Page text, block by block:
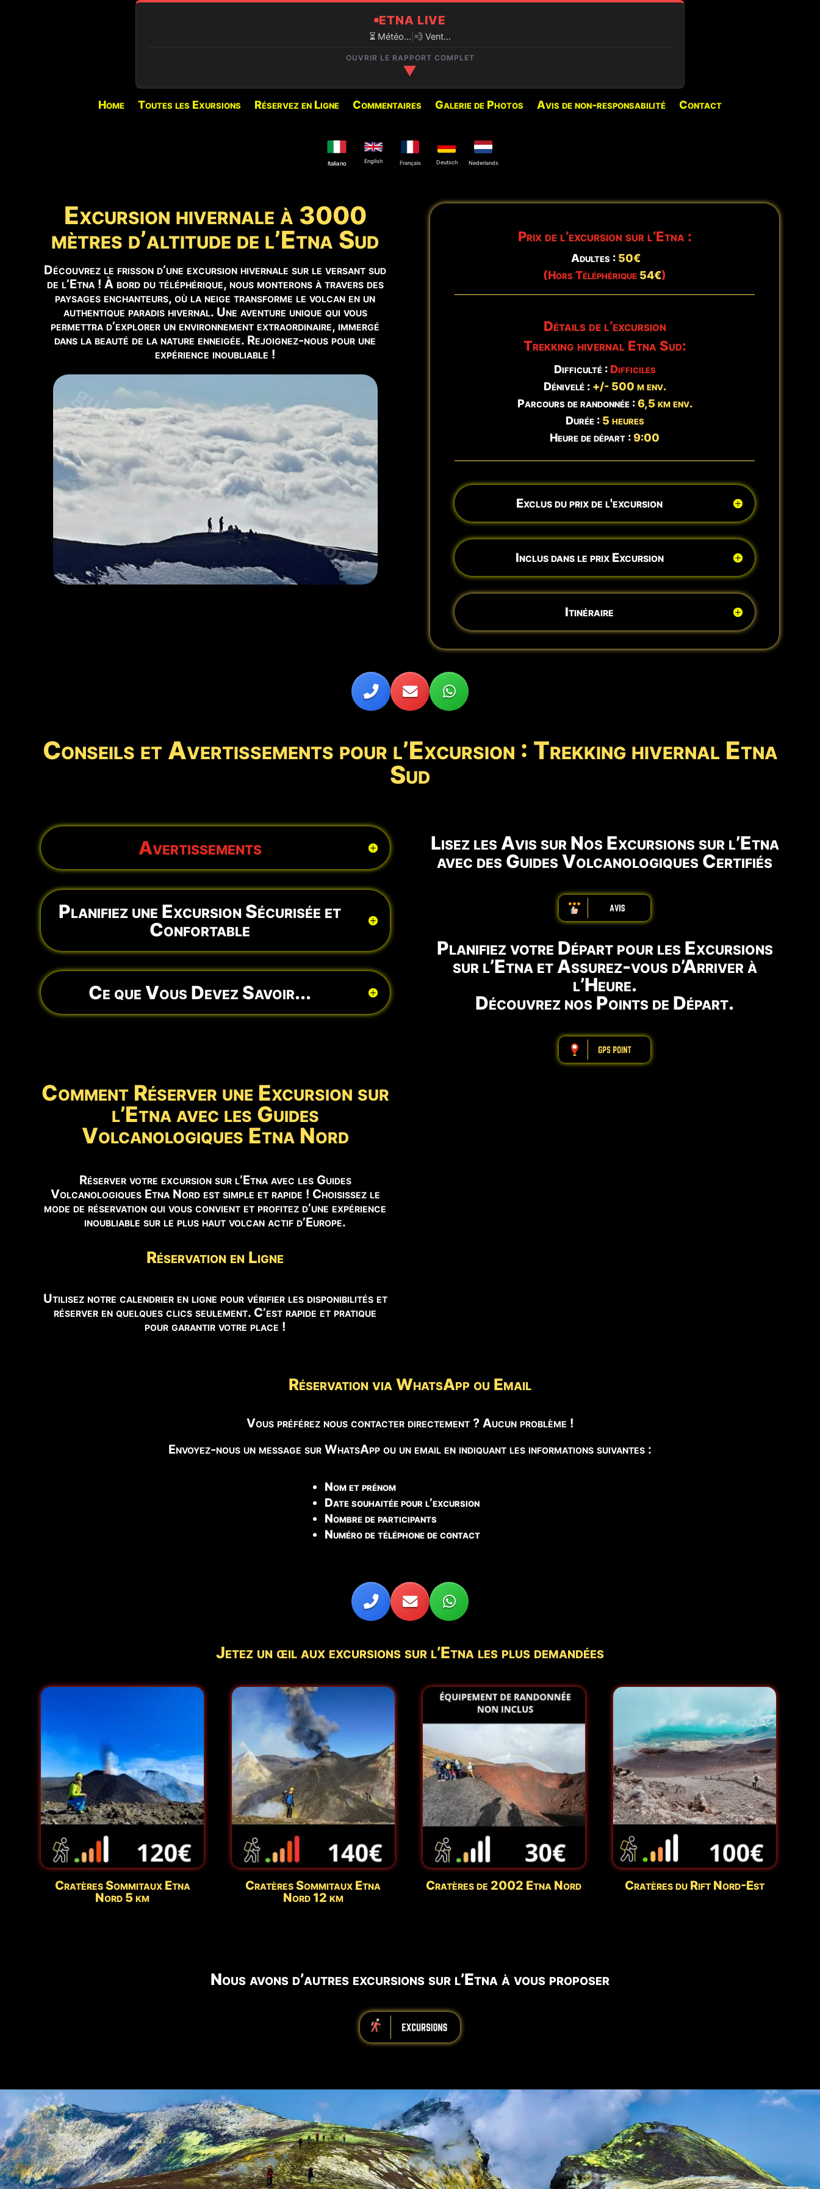
ETNA LIVE
⏳ Météo... 💨 Vent...
OUVRIR LE RAPPORT COMPLET
▼
🔍 CONDITIONS EN TEMPS RÉEL
⚠️ ACCÈS AU SOMMET
📹 VUE EN DIRECT
Voir Webcam Live →
✅ EXCURSIONS RECOMMANDÉES POUR CETTE PÉRIODE
pour cette période :
🕒 Mis à jour : 6 août - 12:28
Home Toutes les Exursions Réservez en Ligne Commentaires Galerie de Photos Avis de non-responsabilité Contact
Italiano English Français Deutsch Nederlands
Excursion hivernale à 3000
mètres d’altitude de l’Etna Sud
Découvrez le frisson d’une excursion hivernale sur le versant sud
de l’Etna ! À bord du téléphérique, nous monterons à travers des
paysages enchanteurs, où la neige transforme le volcan en un
authentique paradis hivernal. Une aventure unique qui vous
permettra d’explorer un environnement extraordinaire, immergé
dans la beauté de la nature enneigée. Rejoignez-nous pour une
expérience inoubliable !
Prix de l’excursion sur l’Etna :
Adultes : 50€
(Hors Téléphérique 54€)
Détails de l’excursion
Trekking hivernal Etna Sud:
Difficulté : Difficiles
Dénivelé : +/- 500 m env.
Parcours de randonnée :6,5 km env.
Durée : 5 heures
Heure de départ :9:00
Exclus du prix de l'excursion
Inclus dans le prix Excursion
Itinéraire
Conseils et Avertissements pour l’Excursion : Trekking hivernal Etna
Sud
Avertissements
Planifiez une Excursion Sécurisée et
Confortable
Ce que Vous Devez Savoir...
Lisez les Avis sur Nos Excursions sur l’Etna
avec des Guides Volcanologiques Certifiés
ABBBBBBBBBB
Planifiez votre Départ pour les Excursions
sur l’Etna et Assurez-vous d’Arriver à
l’Heure.
Découvrez nos Points de Départ.
ABBBBBBBBBB
Comment Réserver une Excursion sur
l’Etna avec les Guides
Volcanologiques Etna Nord
Réserver votre excursion sur l’Etna avec les Guides
Volcanologiques Etna Nord est simple et rapide ! Choisissez le
mode de réservation qui vous convient et profitez d’une expérience
inoubliable sur le plus haut volcan actif d’Europe.
Réservation en Ligne
Utilisez notre calendrier en ligne pour vérifier les disponibilités et
réserver en quelques clics seulement. C’est rapide et pratique
pour garantir votre place !
Réservation via WhatsApp ou Email
Vous préférez nous contacter directement ? Aucun problème !
Envoyez-nous un message sur WhatsApp ou un email en indiquant les informations suivantes :
Nom et prénom
Date souhaitée pour l’excursion
Nombre de participants
Numéro de téléphone de contact
Jetez un œil aux excursions sur l’Etna les plus demandées
Cratères Sommitaux Etna
Nord 5 km
Cratères Sommitaux Etna
Nord 12 km
Cratères de 2002 Etna Nord Cratères du Rift Nord-Est
Nous avons d’autres excursions sur l’Etna à vous proposer
iiiiiiiiiiiiiiiiiiiiiiii